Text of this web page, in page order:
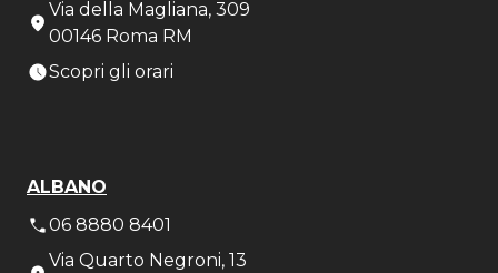
Via della Magliana, 309
00146 Roma RM
Scopri gli orari
ALBANO
06 8880 8401
Via Quarto Negroni, 13